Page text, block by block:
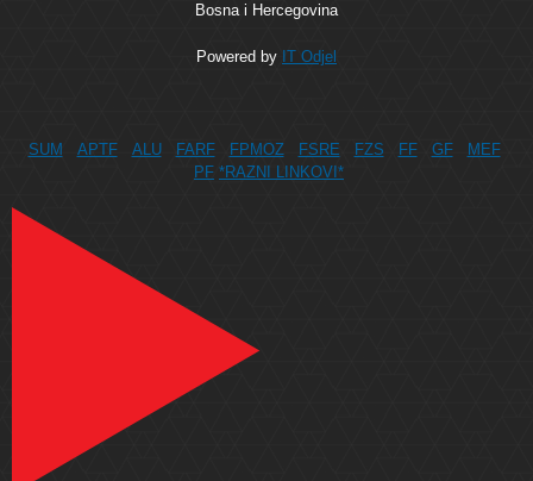
Bosna i Hercegovina
Powered by IT Odjel
SUM APTF ALU FARF FPMOZ FSRE FZS FF GF
MEF
PF *RAZNI LINKOVI*